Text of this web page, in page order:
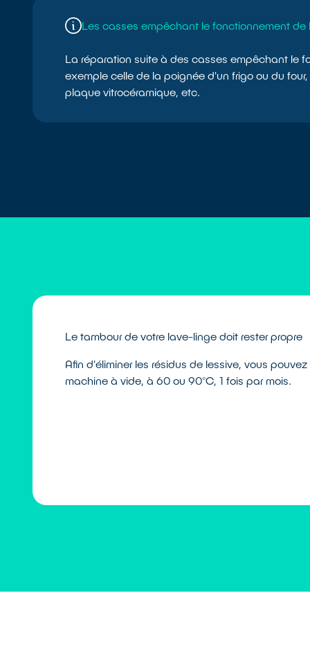
Les casses empêchant le fonctionnement de
La réparation suite à des casses empêchant le
exemple celle de la poignée d'un frigo ou du
plaque vitrocéramique, etc.
Le tambour de votre lave-linge doit rester propre
Afin d'éliminer les résidus de lessive, vous
machine à vide, à 60 ou 90°C, 1 fois par mois.